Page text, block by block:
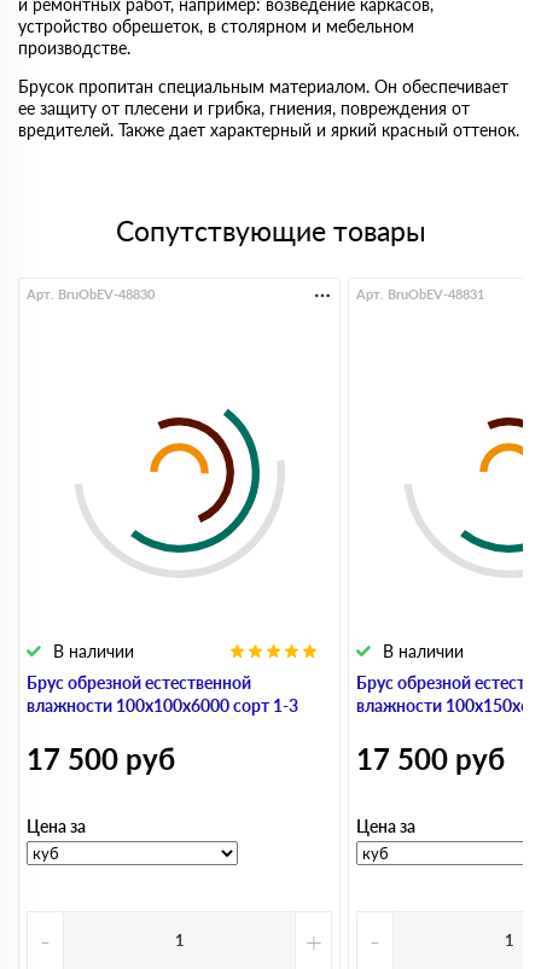
и ремонтных работ, например: возведение каркасов,
устройство обрешеток, в столярном и мебельном
производстве.
Брусок пропитан специальным материалом. Он обеспечивает
ее защиту от плесени и грибка, гниения, повреждения от
вредителей. Также дает характерный и яркий красный оттенок.
Сопутствующие товары
Брус обрезной естественной
влажности 100х100х6000 сорт 1-3
В наличии
Арт. BruObEV-48830
17 500 руб
Цена за
- +
Брус обрезной
влажности
В наличии
Арт. BruObEV-48831
17 500 руб
Цена за
-